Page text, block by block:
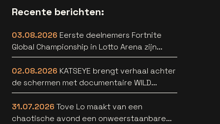
Recente berichten:
03.08.2026 Eerste deelnemers Fortnite
Global Championship in Lotto Arena zijn
bekend
02.08.2026 KATSEYE brengt verhaal achter
de schermen met documentaire WILD
HEARTS [trailer]
31.07.2026 Tove Lo maakt van een
chaotische avond een onweerstaanbare